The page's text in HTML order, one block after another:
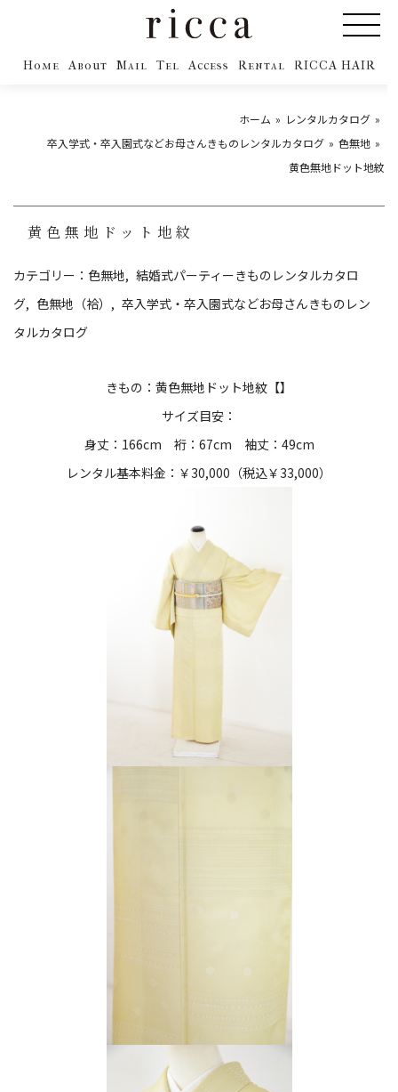
Home About Mail Tel Access Rental RICCA HAIR
ホーム
レンタルカタログ
卒入学式・卒入園式などお母さんきものレンタルカタログ
色無地
黄色無地ドット地紋
黄色無地ドット地紋
カテゴリー： 色無地
結婚式パーティーきものレンタルカタロ
グ
色無地（袷）
卒入学式・卒入園式などお母さんきものレン
タルカタログ
きもの：黄色無地ドット地紋【】
サイズ目安：
身丈：166cm 裄：67cm 袖丈：49cm
レンタル基本料金：￥30,000（税込￥33,000）